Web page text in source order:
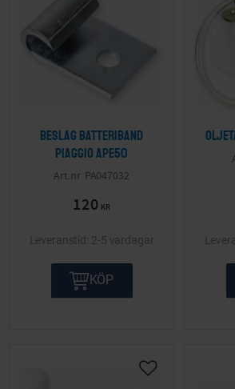
Beslag batteriband
Piaggio APE50
PA047032
120 KR
2-5 vardagar
KÖP